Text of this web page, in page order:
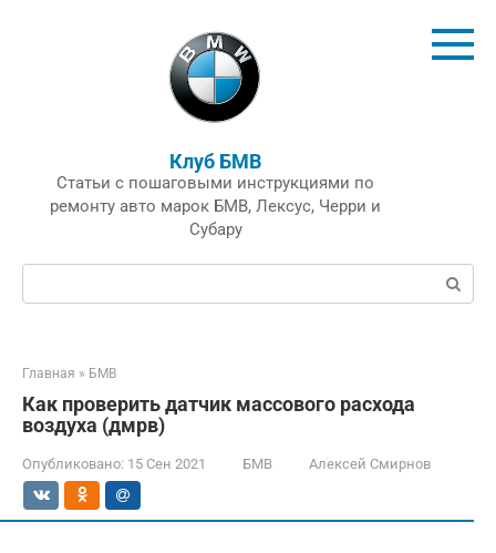
Клуб БМВ
Статьи с пошаговыми инструкциями по
ремонту авто марок БМВ, Лексус, Черри и
Субару
Поиск:
Главная » БМВ
Как проверить датчик массового расхода
воздуха (дмрв)
Опубликовано: 15 Сен 2021 БМВ Алексей Смирнов